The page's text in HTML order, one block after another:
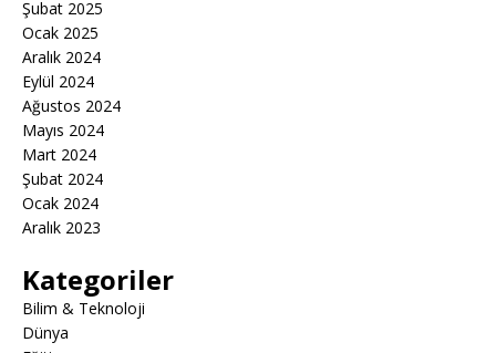
Şubat 2025
Ocak 2025
Aralık 2024
Eylül 2024
Ağustos 2024
Mayıs 2024
Mart 2024
Şubat 2024
Ocak 2024
Aralık 2023
Kategoriler
Bilim & Teknoloji
Dünya